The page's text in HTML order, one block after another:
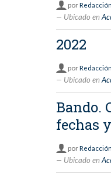
porRedacción
Ubicado en
2022
porRedacción
Ubicado en
Bando.
fechas
porRedacción
Ubicado en